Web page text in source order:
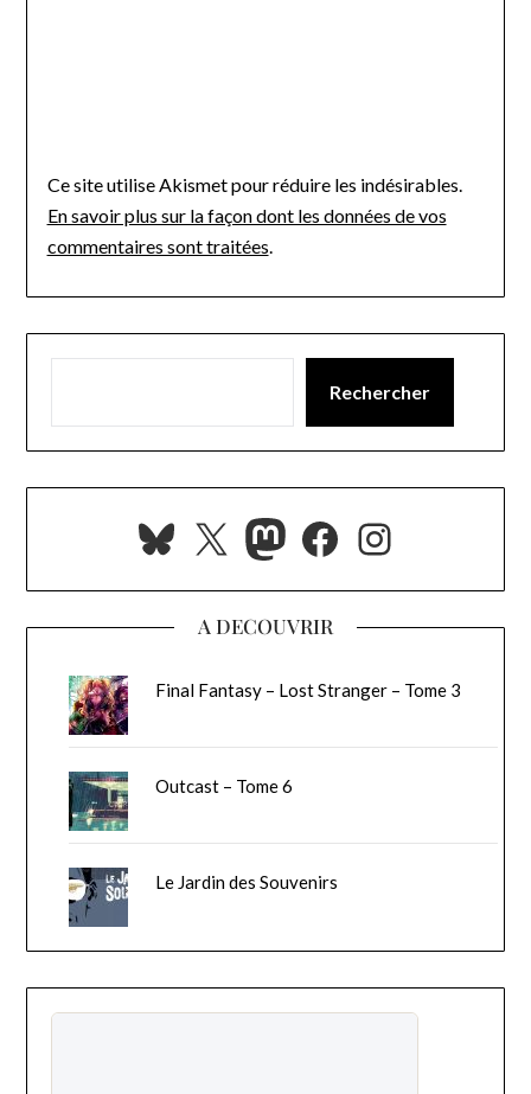
Ce site utilise Akismet pour réduire les indésirables.
En savoir plus sur la façon dont les données de vos
commentaires sont traitées.
Rechercher
Bluesky
X Mastodon
Facebook
A DECOUVRIR
Final Fantasy – Lost Stranger – Tome 3
Outcast – Tome 6
Le Jardin des Souvenirs